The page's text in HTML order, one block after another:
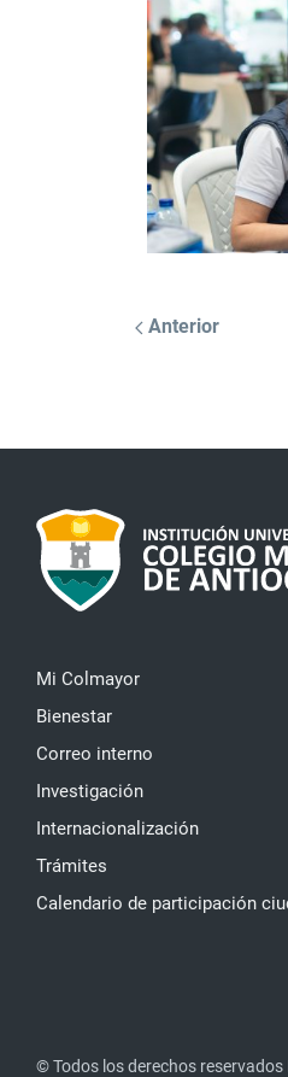
Anterior
Mi Colmayor
Bienestar
Correo interno
Investigación
Internacionalización
Trámites
Calendario de participación
© Todos los derechos